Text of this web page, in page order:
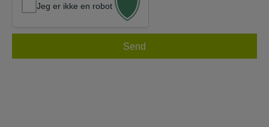
Jeg er ikke en robot